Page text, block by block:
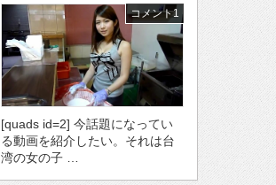
コメント1
[quads id=2] 今話題になってい
る動画を紹介したい。それは台
湾の女の子 …